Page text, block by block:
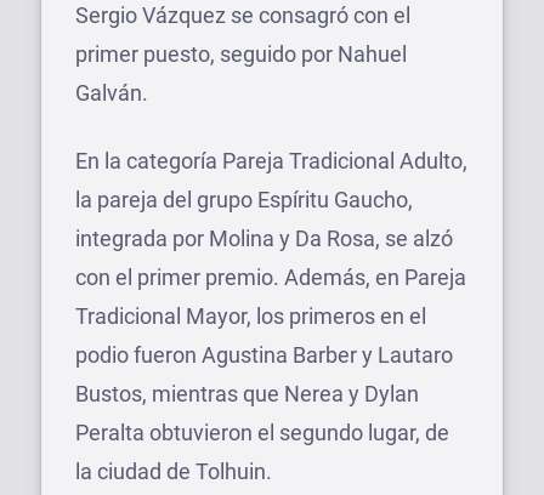
Sergio Vázquez se consagró con el
primer puesto, seguido por Nahuel
Galván.
En la categoría Pareja Tradicional Adulto,
la pareja del grupo Espíritu Gaucho,
integrada por Molina y Da Rosa, se alzó
con el primer premio. Además, en Pareja
Tradicional Mayor, los primeros en el
podio fueron Agustina Barber y Lautaro
Bustos, mientras que Nerea y Dylan
Peralta obtuvieron el segundo lugar, de
la ciudad de Tolhuin.